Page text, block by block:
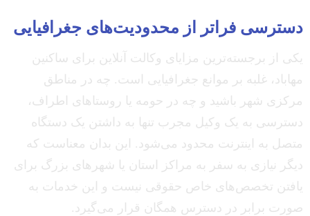
دسترسی فراتر از محدودیت‌های جغرافیایی
یکی از برجسته‌ترین مزایای وکالت آنلاین برای ساکنین
مهاباد، غلبه بر موانع جغرافیایی است. چه در مناطق
مرکزی شهر باشید و چه در حومه یا روستاهای اطراف،
دسترسی به یک وکیل مجرب تنها به داشتن یک دستگاه
متصل به اینترنت محدود می‌شود. این بدان معناست که
دیگر نیازی به سفر به مراکز استان یا شهرهای بزرگ برای
یافتن تخصص‌های خاص حقوقی نیست و این خدمات به
صورت برابر در دسترس همگان قرار می‌گیرد.